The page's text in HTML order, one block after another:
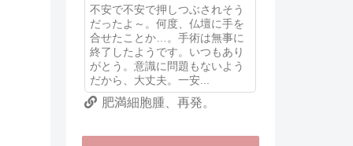
不安で不安で押しつぶされそう
だったよ～。何度、仏壇に手を
合せたことか…。手術は無事に
終了したようです。いつもあり
がとう。意識に問題もないよう
だから、大丈夫。一安...
肥満細胞腫、再発。